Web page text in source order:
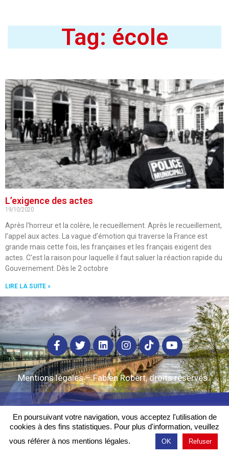
Tag: école
L’exigence des actes
19/10/2020
Après l’horreur et la colère, le recueillement. Après le recueillement,
l’appel aux actes. La vague d’émotion qui traverse la France est
grande mais cette fois, les françaises et les français exigent des
actes. C’est la raison pour laquelle il faut saluer la réaction rapide du
Gouvernement. Dès le 2 octobre
LIRE LA SUITE »
Mentions légales– Fabien Robert, droits réservés.
En poursuivant votre navigation, vous acceptez l'utilisation de
cookies à des fins statistiques. Pour plus d'information, veuillez
vous référer à nos mentions légales.
OK Refuser